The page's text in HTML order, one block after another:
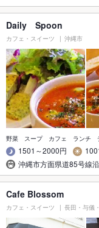
Daily Spoon
カフェ・スイーツ 沖縄市
野菜 スープ カフェ ランチ
1501～2000円
沖縄市方面県道85号線
Cafe Blossom
カフェ・スイーツ 長田・与儀